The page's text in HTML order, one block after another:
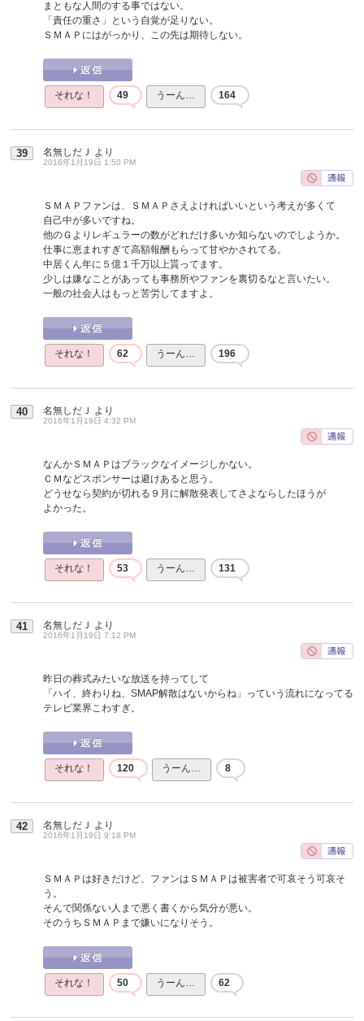
まともな人間のする事ではない。
「責任の重さ」という自覚が足りない。
ＳＭＡＰにはがっかり、この先は期待しない。
それな！ 49 うーん… 164
39 名無しだＪ より
2016年1月19日 1:50 PM
ＳＭＡＰファンは、ＳＭＡＰさえよければいいという考えが多くて
自己中が多いですね。
他のＧよりレギュラーの数がどれだけ多いか知らないのでしようか。
仕事に恵まれすぎて高額報酬もらって甘やかされてる。
中居くん年に５億１千万以上貰ってます。
少しは嫌なことがあっても事務所やファンを裏切るなと言いたい。
一般の社会人はもっと苦労してますよ。
それな！ 62 うーん… 196
40 名無しだＪ より
2016年1月19日 4:32 PM
なんかＳＭＡＰはブラックなイメージしかない。
ＣＭなどスポンサーは避けあると思う。
どうせなら契約が切れる９月に解散発表してさよならしたほうが
よかった。
それな！ 53 うーん… 131
41 名無しだＪ より
2016年1月19日 7:12 PM
昨日の葬式みたいな放送を持ってして
「ハイ、終わりね、SMAP解散はないからね」っていう流れになってる
テレビ業界こわすぎ。
それな！ 120 うーん… 8
42 名無しだＪ より
2016年1月19日 9:18 PM
ＳＭＡＰは好きだけど、ファンはＳＭＡＰは被害者で可哀そう可哀そ
う。
そんで関係ない人まで悪く書くから気分が悪い。
そのうちＳＭＡＰまで嫌いになりそう。
それな！ 50 うーん… 62